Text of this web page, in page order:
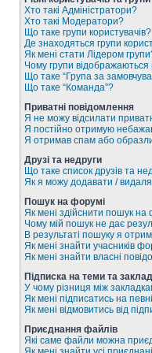
Хто такі Адміністратори?
Хто такі Модератори?
Що таке групи користувачів?
Де знаходяться групи
Як мені стати Лідером
Чому групи
Що таке “Група за
Що таке “Команда”?
Приватні повідомлення
Я не можу відсилати
Я постійно отримую
Я отримав спам або
Друзі та недруги
Що таке список друзів та
Як я можу додавати /
Пошук на форумі
Як мені здійснити пошук на
Чому мій пошук не дає
В результаті пошуку я
Як мені знайти учасників
Як мені знайти власні
Підписка на теми та
У чому різниця між
Як мені підписатись на
Як мені відмовитись від
Приєднання файлів
Які саме файли можна